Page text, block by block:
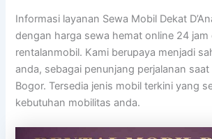
Informasi layanan Sewa Mobil Dekat
dengan harga sewa hemat online 24 jam
rentalanmobil. Kami berupaya menjadi
anda, sebagai penunjang perjalanan
Bogor. Tersedia jenis mobil terkini yang
kebutuhan mobilitas anda.